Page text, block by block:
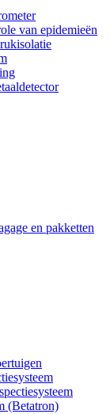
van epidemieën
en pakketten
(Betatron)